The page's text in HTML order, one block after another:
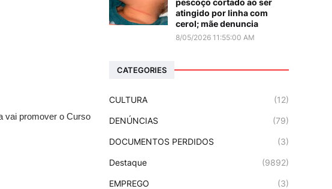
vai promover o Curso
pescoço cortado ao ser
atingido por linha com
cerol; mãe denuncia
8/05/2026 11:55:00 AM
CATEGORIES
CULTURA (12)
DENÚNCIAS (79)
DOCUMENTOS PERDIDOS (3)
Destaque (9892)
EMPREGO (3)